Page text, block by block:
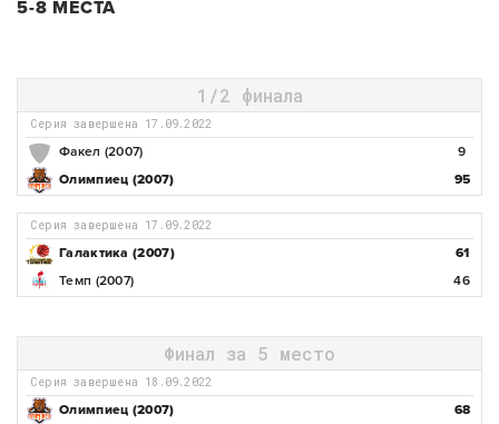
5-8 МЕСТА
1/2 финала
Серия завершена 17.09.2022
Факел (2007)
9
Олимпиец (2007)
95
Серия завершена 17.09.2022
Галактика (2007)
61
Темп (2007)
46
Финал за 5 место
Серия завершена 18.09.2022
Олимпиец (2007)
68